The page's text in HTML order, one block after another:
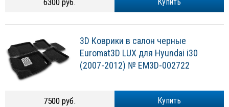
6300 руб.
3D Коврики в салон черные
Euromat3D LUX для Hyundai i30
(2007-2012) № EM3D-002722
Купить
7500 руб.